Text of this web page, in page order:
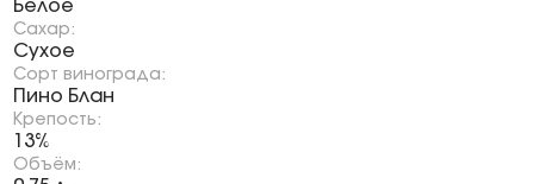
Белое
Сахар:
Сухое
Сорт винограда:
Пино Блан
Крепость:
13%
Объём: